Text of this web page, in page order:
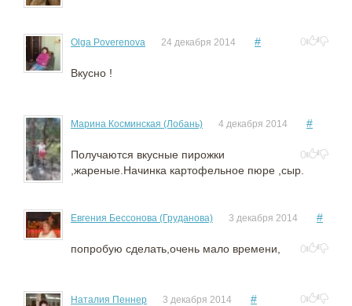
Olga Poverenova 24 декабря 2014 # 0
Вкусно !
Марина Косминская (Лобань) 4 декабря 2014 #
0
Получаются вкусные пирожки
,жареные.Начинка картофельное пюре ,сыр.
Eвгения Бессонова (Груданова) 3 декабря 2014 #
0
попробую сделать,очень мало времени,
Наталия Пеннер 3 декабря 2014 # 0